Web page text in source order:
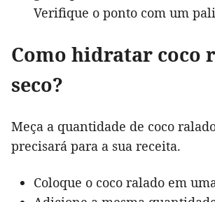
Verifique o ponto com um
Como hidratar coco
seco?
Meça a quantidade de coco
precisará para a sua receita.
Coloque o coco ralado em